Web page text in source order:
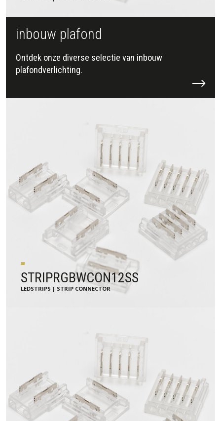
inbouw plafond
Ontdek onze diverse selectie van inbouw
plafondverlichting.
STRIPRGBWCON12SS
LEDSTRIPS | STRIP CONNECTOR